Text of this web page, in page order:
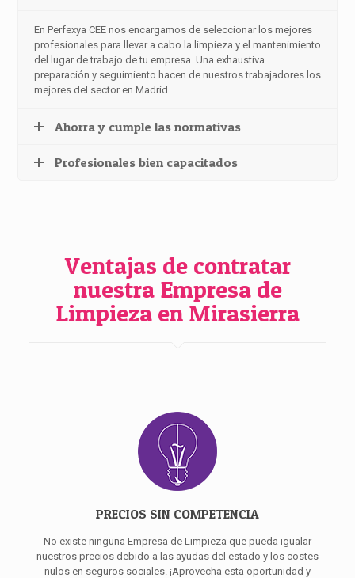
En Perfexya CEE nos encargamos de seleccionar los mejores
profesionales para llevar a cabo la limpieza y el mantenimiento
del lugar de trabajo de tu empresa. Una exhaustiva
preparación y seguimiento hacen de nuestros trabajadores los
mejores del sector en Madrid.
Ahorra y cumple las normativas
Profesionales bien capacitados
Ventajas de contratar
nuestra Empresa de
Limpieza en Mirasierra
PRECIOS SIN COMPETENCIA
No existe ninguna Empresa de Limpieza que pueda igualar
nuestros precios debido a las ayudas del estado y los costes
nulos en seguros sociales. ¡Aprovecha esta oportunidad y